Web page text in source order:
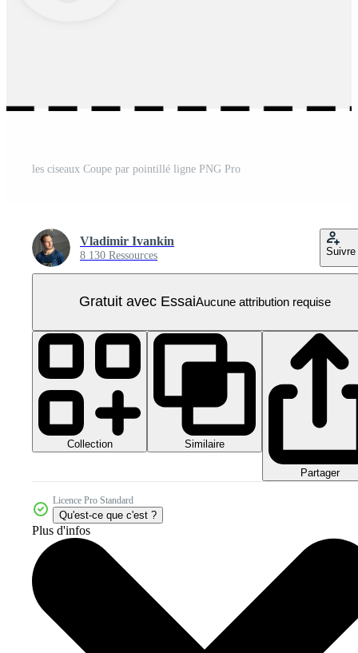
les ciseaux Coupe par pointillé ligne PNG Pro
Vladimir Ivankin
8 130 Ressources Suivre
Gratuit avec EssaiAucune attribution requise
Collection Similaire
Partager
Licence Pro Standard
Qu'est-ce que c'est ?
Plus d'infos